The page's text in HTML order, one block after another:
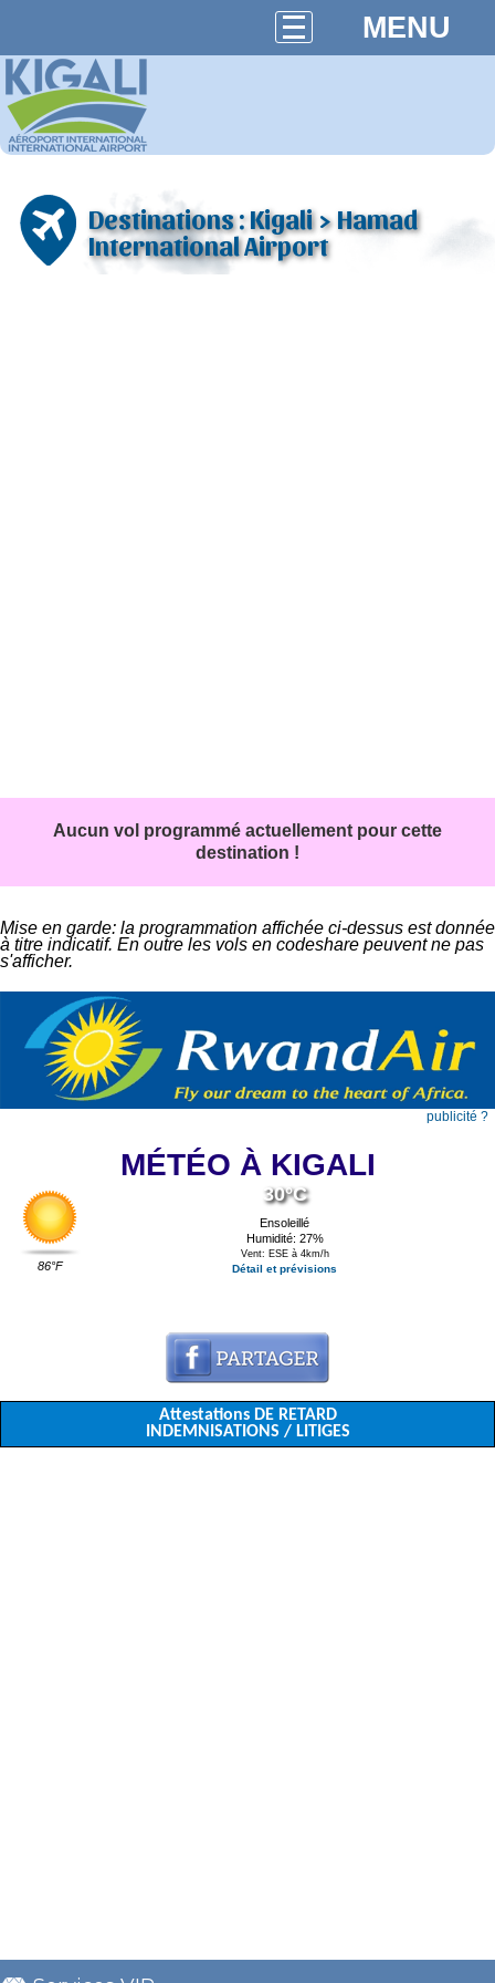
MENU
Destinations : Kigali > Hamad
International Airport
Aucun vol programmé actuellement pour cette
destination !
Mise en garde: la programmation affichée ci-dessus est donnée
à titre indicatif. En outre les vols en codeshare peuvent ne pas
s'afficher.
publicité ?
MÉTÉO À KIGALI
86°F
30°C
Ensoleillé
Humidité: 27%
Vent: ESE à 4km/h
Détail et prévisions
Attestations DE RETARD
INDEMNISATIONS / LITIGES